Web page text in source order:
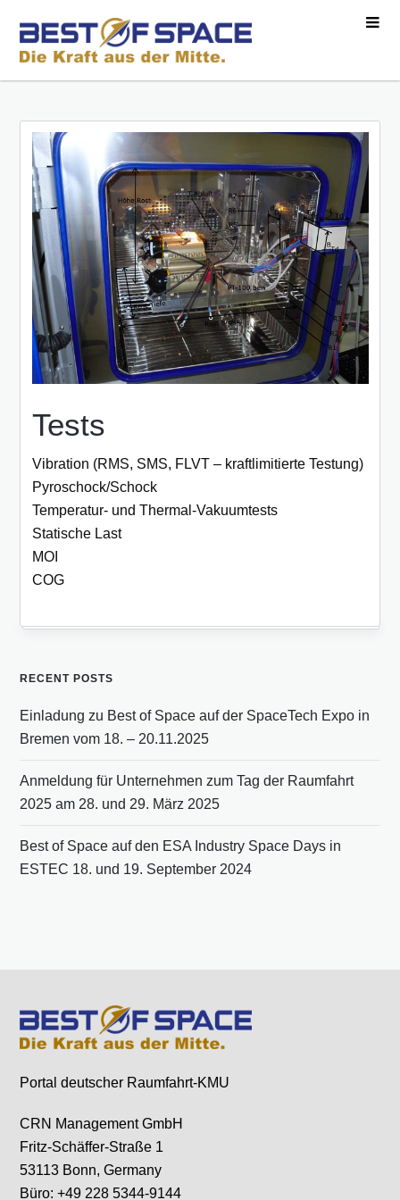
Tests
Vibration (RMS, SMS, FLVT – kraftlimitierte Testung)
Pyroschock/Schock
Temperatur- und Thermal-Vakuumtests
Statische Last
MOI
COG
RECENT POSTS
Einladung zu Best of Space auf der SpaceTech Expo in
Bremen vom 18. – 20.11.2025
Anmeldung für Unternehmen zum Tag der Raumfahrt
2025 am 28. und 29. März 2025
Best of Space auf den ESA Industry Space Days in
ESTEC 18. und 19. September 2024
Portal deutscher Raumfahrt-KMU
CRN Management GmbH
Fritz-Schäffer-Straße 1
53113 Bonn, Germany
Büro: +49 228 5344-9144